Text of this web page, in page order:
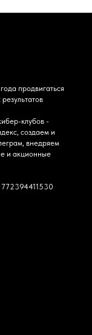
продвигаться
клубов -
создаем и
внедряем
и акционные